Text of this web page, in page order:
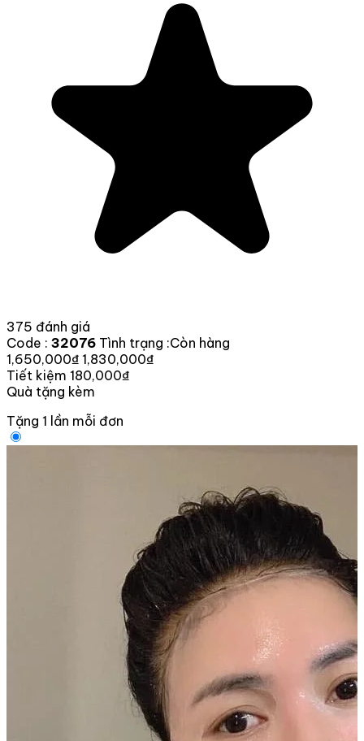
375 đánh giá
Code : 32076 Tình trạng :Còn hàng
1,650,000₫ 1,830,000₫
Tiết kiệm 180,000₫
Quà tặng kèm
Tặng 1 lần mỗi đơn